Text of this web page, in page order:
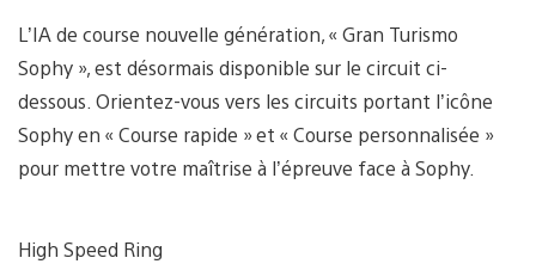
L’IA de course nouvelle génération, « Gran Turismo
Sophy », est désormais disponible sur le circuit ci-
dessous. Orientez-vous vers les circuits portant l’icône
Sophy en « Course rapide » et « Course personnalisée »
pour mettre votre maîtrise à l’épreuve face à Sophy.
High Speed Ring